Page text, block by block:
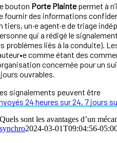
bouton Porte Plainte permet à
fournir des informations
tiers, un·e agent·e de triage
qui a rédigé le
problèmes liés à la conduite).
comme étant des
concernée pour un
ouvrables.
signalements peuvent être
24 heures sur 24, 7 jours
Quels sont les avantages d’un
synchro2024-03-01T09:04:56-